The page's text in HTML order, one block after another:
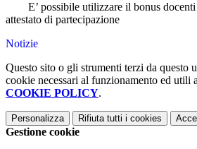
E’ possibile utilizzare il bonus docenti
attestato di partecipazione
Notizie
Questo sito o gli strumenti terzi da questo
cookie necessari al funzionamento ed utili
COOKIE POLICY.
Personalizza Rifiuta tutti i cookies
Gestione cookie